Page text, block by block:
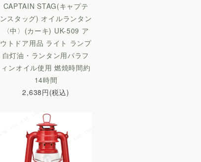
CAPTAIN STAG(キャプテ
ンスタッグ) オイルランタン
〈中〉(カーキ) UK-509 ア
ウトドア用品 ライト ランプ
白灯油・ランタン用パラフ
ィンオイル使用 燃焼時間約
14時間
2,638円(税込)